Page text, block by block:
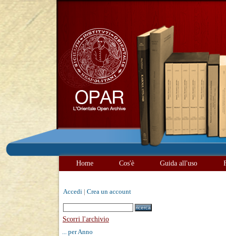
Home Cos'è Guida all'uso
Accedi Crea un account
Scorri l'archivio
... per Anno